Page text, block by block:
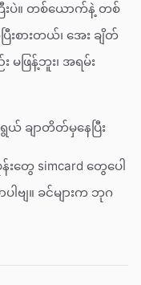
။ တစ်ယောက်နဲ့ တစ်
ားတယ်၊ အေး ချိတ်
ဖြန့်ဘူး၊ အရမ်း
ချာတိတ်မှနေပြီး
တွေ simcard တွေပေါ
ဗျ။ ခင်များက ဘုဂ